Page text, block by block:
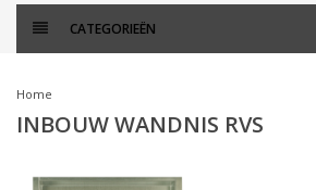
CATEGORIEËN
Home
INBOUW WANDNIS RVS